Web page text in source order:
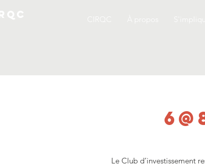
Le Club d’investissement